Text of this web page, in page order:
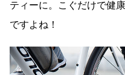
ティーに。こぐだけで健
ですよね！